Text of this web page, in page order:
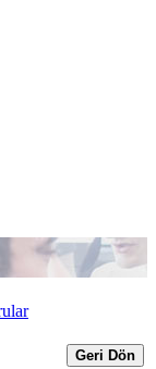
Geri Dön